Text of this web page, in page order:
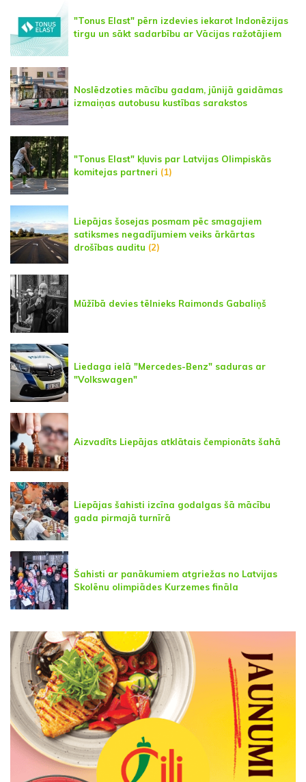
"Tonus Elast" pērn izdevies iekarot Indonēzijas
tirgu un sākt sadarbību ar Vācijas ražotājiem
Noslēdzoties mācību gadam, jūnijā gaidāmas
izmaiņas autobusu kustības sarakstos
"Tonus Elast" kļuvis par Latvijas Olimpiskās
komitejas partneri (1)
Liepājas šosejas posmam pēc smagajiem
satiksmes negadījumiem veiks ārkārtas
drošības auditu (2)
Mūžībā devies tēlnieks Raimonds Gabaliņš
Liedaga ielā "Mercedes-Benz" saduras ar
"Volkswagen"
Aizvadīts Liepājas atklātais čempionāts šahā
Liepājas šahisti izcīna godalgas šā mācību
gada pirmajā turnīrā
Šahisti ar panākumiem atgriežas no Latvijas
Skolēnu olimpiādes Kurzemes fināla